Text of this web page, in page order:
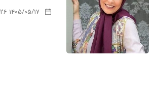
۱۴۰۵/۰۵/۱۷ ۱۳:۲۶